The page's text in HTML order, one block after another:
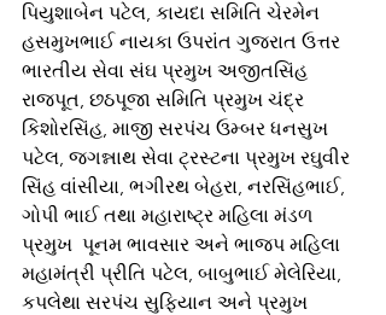
પિયુશાબેન પટેલ, કાયદા સમિતિ ચેરમેન
હસમુખભાઈ નાયકા ઉપરાંત ગુજરાત ઉત્તર
ભારતીય સેવા સંઘ પ્રમુખ અજીતસિંહ
રાજપૂત, છઠપૂજા સમિતિ પ્રમુખ ચંદ્ર
કિશોરસિંહ, માજી સરપંચ ઉમ્બર ધનસુખ
પટેલ, જગન્નાથ સેવા ટ્રસ્ટના પ્રમુખ રઘુવીર
સિંહ વાંસીયા, ભગીરથ બેહરા, નરસિંહભાઈ,
ગોપી ભાઈ તથા મહારાષ્ટ્ર મહિલા મંડળ
પ્રમુખ  પૂનમ ભાવસાર અને ભાજપ મહિલા
મહામંત્રી પ્રીતિ પટેલ, બાબુભાઈ મેલેરિયા,
કપલેથા સરપંચ સુફિયાન અને પ્રમુખ